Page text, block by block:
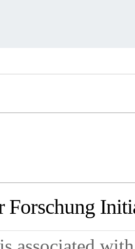
Forschung